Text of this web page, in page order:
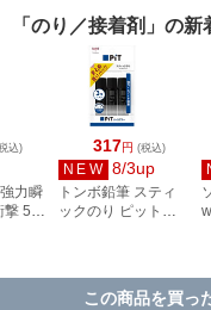
「のり／接着剤」の新
317円 (税込)
NEW 8/3up
トンボ鉛筆 スティ
ックのり ピットハ
込)
力瞬
撃 5g
この商品を買っ